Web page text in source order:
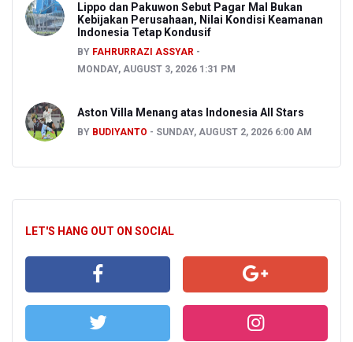
Lippo dan Pakuwon Sebut Pagar Mal Bukan
Kebijakan Perusahaan, Nilai Kondisi Keamanan
Indonesia Tetap Kondusif
BY FAHRURRAZI ASSYAR
MONDAY, AUGUST 3, 2026 1:31 PM
Aston Villa Menang atas Indonesia All Stars
BY BUDIYANTO SUNDAY, AUGUST 2, 2026 6:00 AM
LET'S HANG OUT ON SOCIAL